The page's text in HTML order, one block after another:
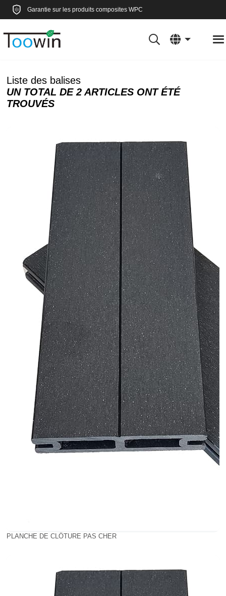
Garantie sur les produits composites WPC
Liste des balises
UN TOTAL DE 2 ARTICLES ONT ÉTÉ
TROUVÉS
PLANCHE DE CLÔTURE PAS CHER